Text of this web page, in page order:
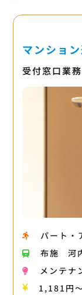
マンショ
受付窓口業
パート・
布施
河
メンテナ
1,181円